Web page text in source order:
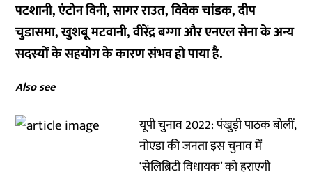
पटशानी, एंटोन विनी, सागर राउत, विवेक चांडक, दीप
चुडासमा, खुशबू मटवानी, वीरेंद्र बग्गा और एनएल सेना के अन्य
सदस्यों के सहयोग के कारण संभव हो पाया है.
Also see
यूपी चुनाव 2022: पंखुड़ी पाठक बोलीं,
नोएडा की जनता इस चुनाव में
‘सेलिब्रिटी विधायक’ को हराएगी